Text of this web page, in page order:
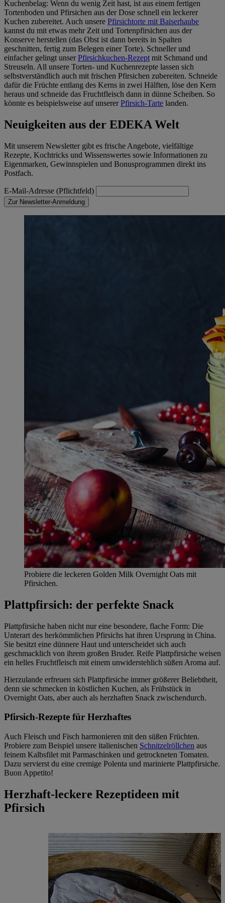
Kuchenbelag: Wenn du wenig Zeit hast, ist aus einem fertigen
Tortenboden und Pfirsichen aus der Dose schnell ein leckerer
Kuchen zubereitet. Auch unsere Pfirsichtorte mit Baiserhaube
kannst du mit etwas mehr Zeit und Tortenpfirsichen aus der
Konserve herstellen (das Obst ist dann bereits in Spalten
geschnitten, fertig zum Belegen einer Torte). Schneller und
einfacher gelingt unserPfirsichkuchen-Rezept mit Schmand und
Streuseln. All unsere Torten- und Kuchenrezepte lassen sich
selbstverständlich auch mit frischen Pfirsichen zubereiten. Schneide
dafür die Früchte entlang des Kerns in zwei Hälften, löse den Kern
heraus und schneide das Fruchtfleisch dann in dünne Scheiben. So
könnte es beispielsweise auf unsererPfirsich-Tarte landen.
Neuigkeiten aus der EDEKA Welt
Mit unserem Newsletter gibt es frische Angebote, vielfältige
Rezepte, Kochtricks und Wissenswertes sowie Informationen zu
Eigenmarken, Gewinnspielen und Bonusprogrammen direkt ins
Postfach.
E-Mail-Adresse (Pflichtfeld)
Zur Newsletter-Anmeldung
Probiere die leckeren Golden Milk Overnight Oats mit
Pfirsichen.
Plattpfirsich: der perfekte Snack
Plattpfirsiche haben nicht nur eine besondere, flache Form: Die
Unterart des herkömmlichen Pfirsichs hat ihren Ursprung in China.
Sie besitzt eine dünnere Haut und unterscheidet sich auch
geschmacklich von ihrem großen Bruder. Reife Plattpfirsiche weisen
ein helles Fruchtfleisch mit einem unwiderstehlich süßen Aroma auf.
Hierzulande erfreuen sich Plattpfirsiche immer größerer Beliebtheit,
denn sie schmecken in köstlichen Kuchen, als Frühstück in
Overnight Oats, aber auch als herzhaften Snack zwischendurch.
Pfirsich-Rezepte für Herzhaftes
Auch Fleisch und Fisch harmonieren mit den süßen Früchten.
Probiere zum Beispiel unsere italienischen Schnitzelröllchen aus
feinem Kalbsfilet mit Parmaschinken und getrockneten Tomaten.
Dazu servierst du eine cremige Polenta und marinierte Plattpfirsiche.
Buon Appetito!
Herzhaft-leckere Rezeptideen mit
Pfirsich